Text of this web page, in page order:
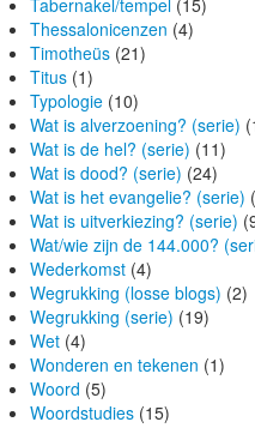
Thessalonicenzen (4)
Timotheüs (21)
Titus (1)
Typologie (10)
Wat is alverzoening? (serie)
Wat is de hel? (serie) (11)
Wat is dood? (serie) (24)
Wat is het evangelie? (serie)
Wat is uitverkiezing? (serie)
Wat/wie zijn de 144.000?
Wederkomst (4)
Wegrukking (losse blogs) (2)
Wegrukking (serie) (19)
Wet (4)
Wonderen en tekenen (1)
Woord (5)
Woordstudies (15)